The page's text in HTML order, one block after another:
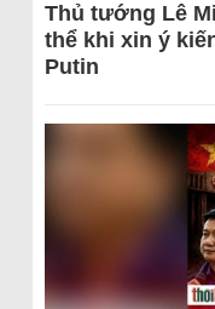
Thủ tướng Lê
thể khi xin ý
Putin